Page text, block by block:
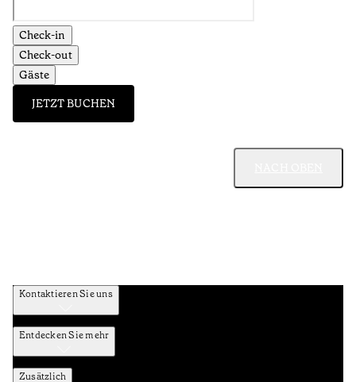
Check-in
Check-out
Gäste
JETZT BUCHEN
Kontaktieren Sie uns
Entdecken Sie mehr
Zusätzlich